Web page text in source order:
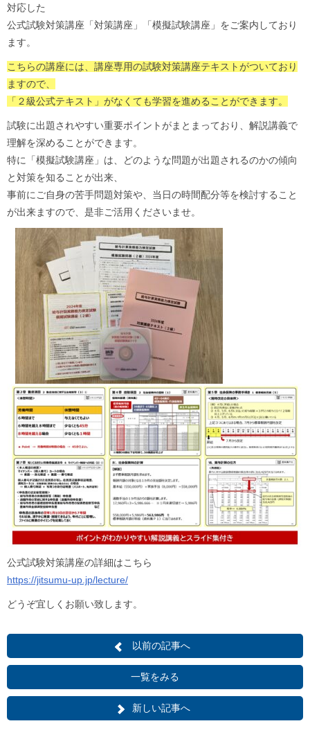
対応した
公式試験対策講座「対策講座」「模擬試験講座」をご案内しており
ます。
こちらの講座には、講座専用の試験対策講座テキストがついており
ますので、
「２級公式テキスト」がなくても学習を進めることができます。
試験に出題されやすい重要ポイントがまとまっており、解説講義で
理解を深めることができます。
特に「模擬試験講座」は、どのような問題が出題されるのかの傾向
と対策を知ることが出来、
事前にご自身の苦手問題対策や、当日の時間配分等を検討すること
が出来ますので、是非ご活用くださいませ。
公式試験対策講座の詳細はこちら
https://jitsumu-up.jp/lecture/
どうぞ宜しくお願い致します。
以前の記事へ
一覧をみる
新しい記事へ